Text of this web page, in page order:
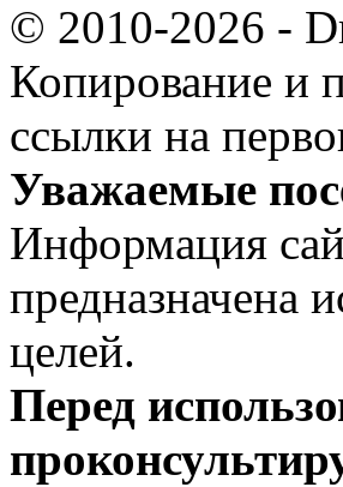
© 2010-2026 -
Копирование и
ссылки на
Уважаемые
Информация
предназначена
целей.
Перед